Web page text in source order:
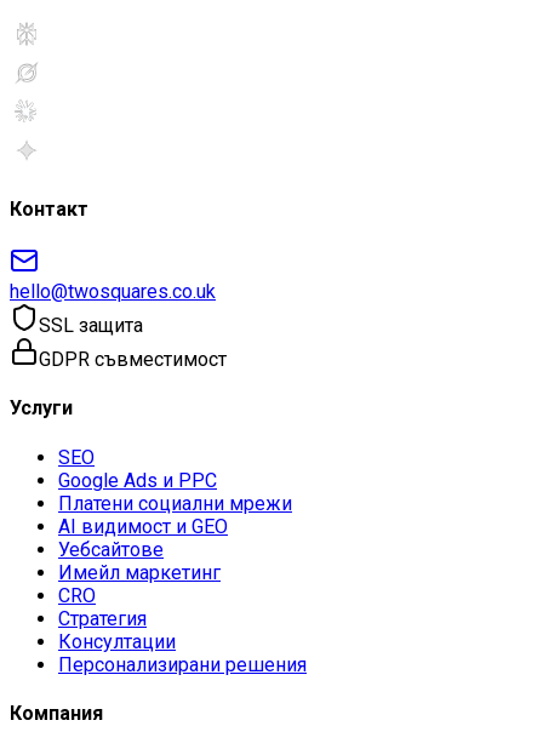
Контакт
hello@twosquares.co.uk
SSL защита
GDPR съвместимост
Услуги
SEO
Google Ads и PPC
Платени социални мрежи
AI видимост и GEO
Уебсайтове
Имейл маркетинг
CRO
Стратегия
Консултации
Персонализирани решения
Компания